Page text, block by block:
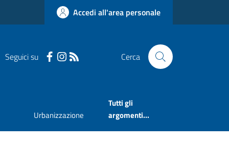
Accedi all'area personale
Seguici su Cerca
Urbanizzazione
Tutti gli
argomenti...